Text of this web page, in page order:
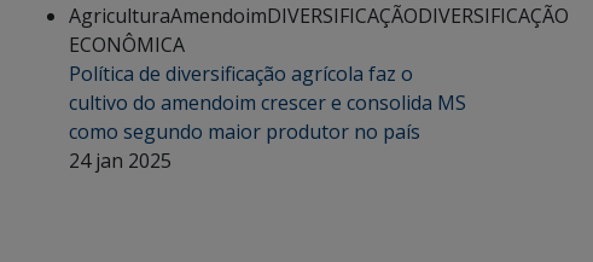
AgriculturaAmendoimDIVERSIFICAÇÃODIVERSIFICAÇÃO
ECONÔMICA
Política de diversificação agrícola faz o
cultivo do amendoim crescer e consolida MS
como segundo maior produtor no país
24 jan 2025